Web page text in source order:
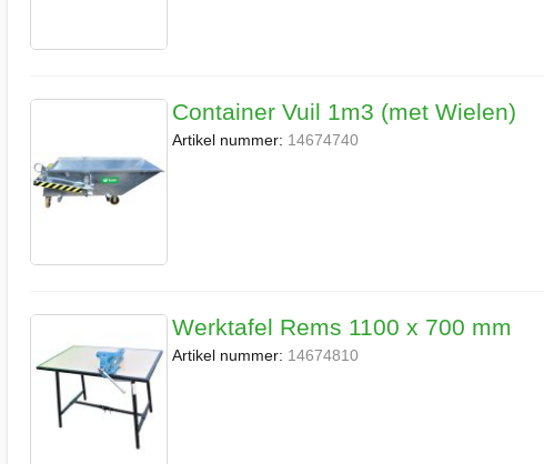
Container Vuil 1m3 (met Wielen)
Artikel nummer: 14674740
Werktafel Rems 1100 x 700 mm
Artikel nummer: 14674810